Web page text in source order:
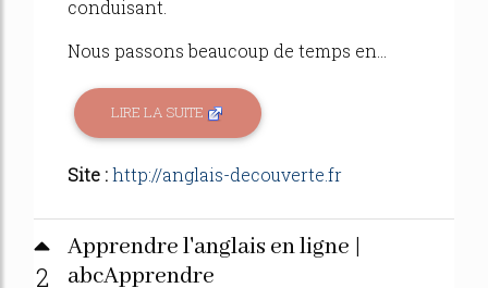
conduisant.
Nous passons beaucoup de temps en...
LIRE LA SUITE
Site :http://anglais-decouverte.fr
2
Apprendre l'anglais en ligne |
abcApprendre